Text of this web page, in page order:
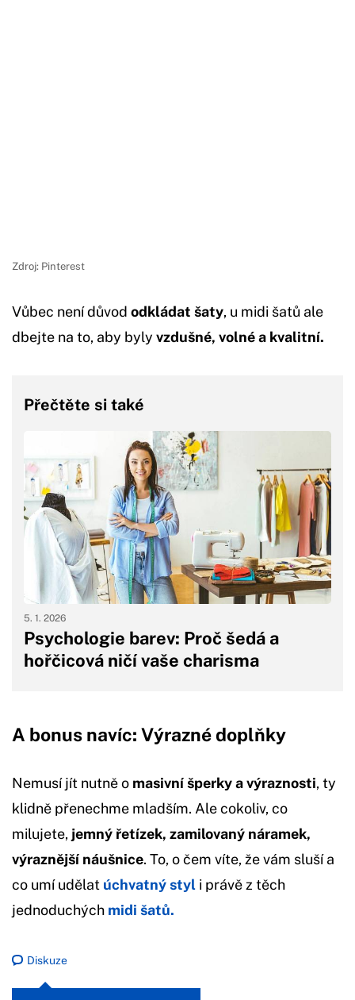
Zdroj: Pinterest
Vůbec není důvod odkládat šaty, u midi šatů ale
dbejte na to, aby byly vzdušné, volné a kvalitní.
Přečtěte si také
Psychologie barev: Proč šedá a
hořčicová ničí vaše charisma
5. 1. 2026
A bonus navíc: Výrazné doplňky
Nemusí jít nutně o masivní šperky a výraznosti, ty
klidně přenechme mladším. Ale cokoliv, co
milujete, jemný řetízek, zamilovaný náramek,
výraznější náušnice. To, o čem víte, že vám sluší a
co umí udělat úchvatný styl i právě z těch
jednoduchých midi šatů.
Diskuze